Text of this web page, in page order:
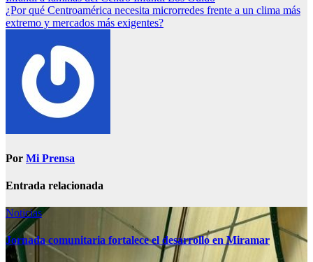
¿Por qué Centroamérica necesita microrredes frente a un clima más
extremo y mercados más exigentes?
Por Mi Prensa
Entrada relacionada
Noticias
Jornada comunitaria fortalece el desarrollo en Miramar